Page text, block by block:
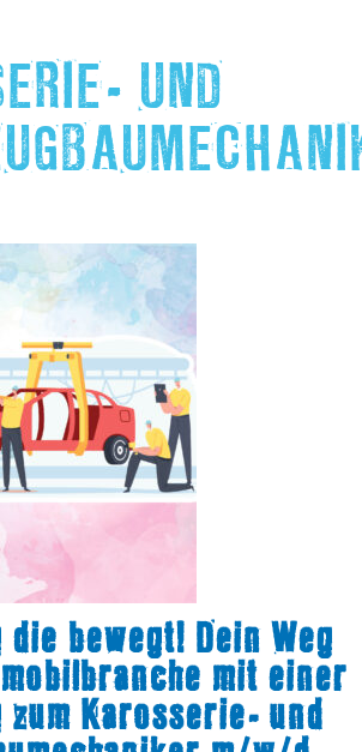
UND
die bewegt! Dein Weg
mit einer
zum Karosserie- und